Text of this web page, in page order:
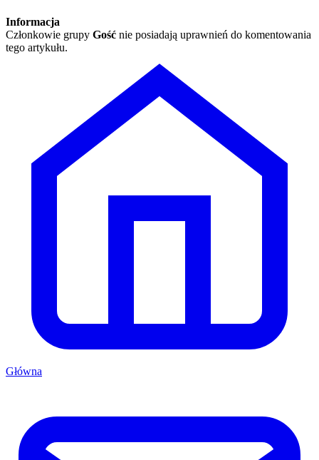
Informacja
Członkowie grupy Gość nie posiadają uprawnień do komentowania
tego artykułu.
Główna